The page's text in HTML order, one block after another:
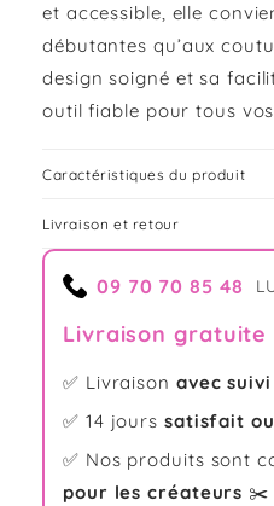
et accessible, elle
débutantes qu’aux
design soigné et sa
outil fiable pour tous
Caractéristiques du produit
Livraison et retour
09 70 70 85 48
Livraison gratuite
✅ Livraison avec suivi
✅ 14 jours satisfait
✅ Nos produits sont
pour les créateurs ✂️